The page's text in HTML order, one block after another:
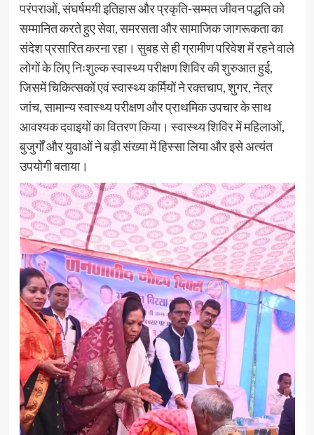
परंपराओं, संघर्षमयी इतिहास और प्रकृति-सम्मत जीवन पद्धति को
सम्मानित करते हुए सेवा, समरसता और सामाजिक जागरूकता का
संदेश प्रसारित करना रहा। सुबह से ही ग्रामीण परिवेश में रहने वाले
लोगों के लिए निःशुल्क स्वास्थ्य परीक्षण शिविर की शुरुआत हुई,
जिसमें चिकित्सकों एवं स्वास्थ्य कर्मियों ने रक्तचाप, शुगर, नेत्र
जांच, सामान्य स्वास्थ्य परीक्षण और प्राथमिक उपचार के साथ
आवश्यक दवाइयों का वितरण किया। स्वास्थ्य शिविर में महिलाओं,
बुजुर्गों और युवाओं ने बड़ी संख्या में हिस्सा लिया और इसे अत्यंत
उपयोगी बताया।